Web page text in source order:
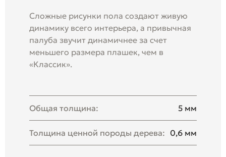
Сложные рисунки пола создают живую
динамику всего интерьера, а привычная
палуба звучит динамичнее за счет
меньшего размера плашек, чем в
«Классик».
Общая толщина: 5 мм
Толщина ценной породы дерева: 0,6 мм